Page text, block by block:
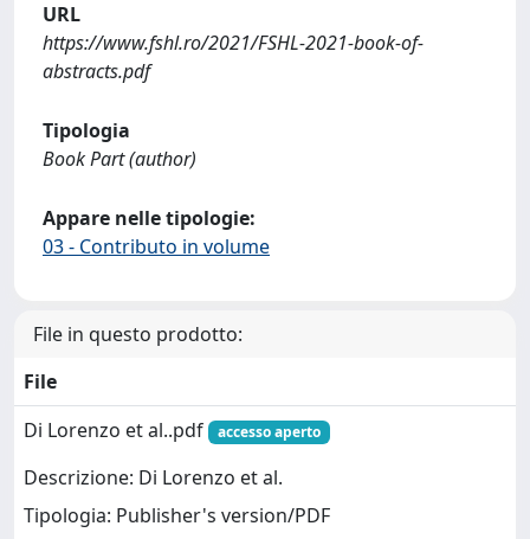
URL
https://www.fshl.ro/2021/FSHL-2021-book-of-
abstracts.pdf
Tipologia
Book Part (author)
Appare nelle tipologie:
03 - Contributo in volume
File in questo prodotto:
File
Di Lorenzo et al..pdf
accesso aperto
Descrizione: Di Lorenzo et al.
Tipologia: Publisher's version/PDF